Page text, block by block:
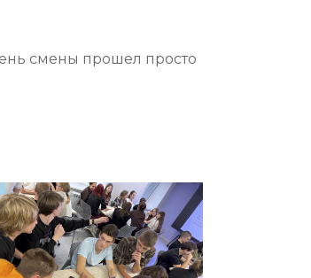
смены прошел просто